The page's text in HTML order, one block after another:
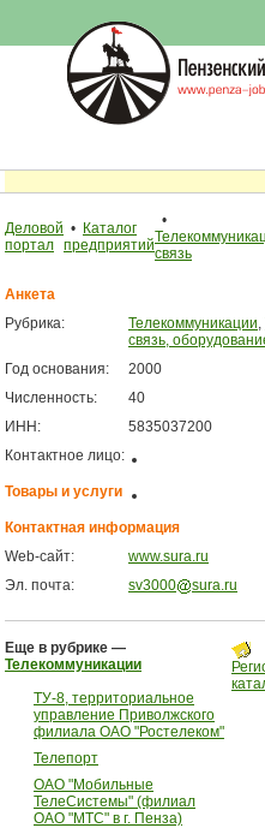
Деловой
портал
• Каталог
предприятий
•
связь
Анкета
Рубрика:
Телекоммуникации,
связь,
Год основания:
2000
Численность:
40
ИНН:
5835037200
Контактное лицо:
Товары и услуги
Контактная информация
Web-сайт:
www.sura.ru
Эл. почта:
sv3000 sura.ru
Еще в рубрике —
Телекоммуникации
ТУ-8, территориальное
управление Приволжского
филиала ОАО "Ростелеком"
Телепорт
ОАО "Мобильные
ТелеСистемы" (филиал
ОАО "МТС" в г. Пенза)